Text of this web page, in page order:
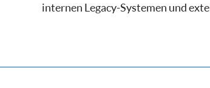
internen Legacy-Systemen und